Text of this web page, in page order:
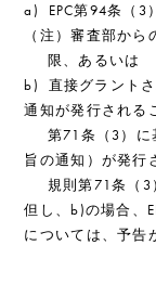
a) EPC第94条（3
（注）審査部か
限、あるいは
b) 直接グラントさ
通知が発行される
第71条（3）に
旨の通知）が発行
規則第71条（3
但し、b)の場合、
については、予告